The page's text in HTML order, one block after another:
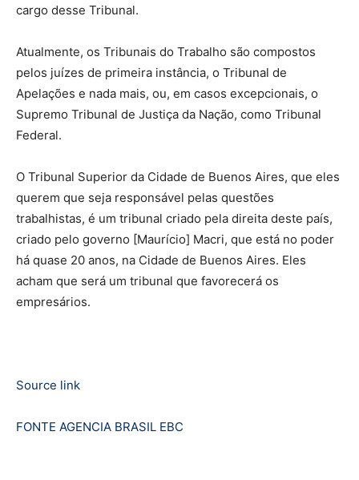
cargo desse Tribunal.
Atualmente, os Tribunais do Trabalho são compostos
pelos juízes de primeira instância, o Tribunal de
Apelações e nada mais, ou, em casos excepcionais, o
Supremo Tribunal de Justiça da Nação, como Tribunal
Federal.
O Tribunal Superior da Cidade de Buenos Aires, que eles
querem que seja responsável pelas questões
trabalhistas, é um tribunal criado pela direita deste país,
criado pelo governo [Maurício] Macri, que está no poder
há quase 20 anos, na Cidade de Buenos Aires. Eles
acham que será um tribunal que favorecerá os
empresários.
Source link
FONTE AGENCIA BRASIL EBC